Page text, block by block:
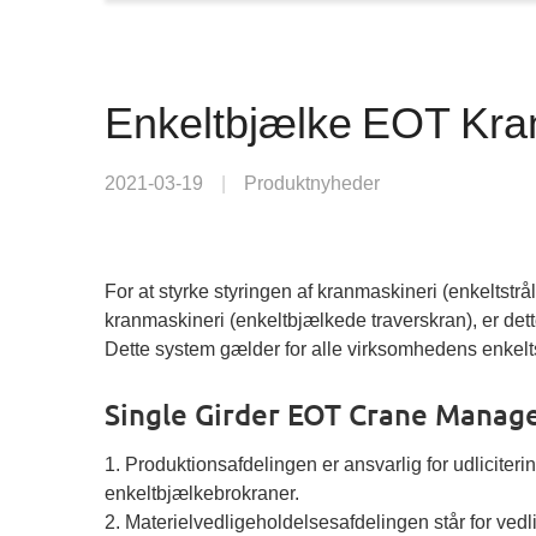
Enkeltbjælke EOT
2021-03-19 | Produktnyheder
For at styrke styringen af kranmaskineri
kranmaskineri (enkeltbjælkede traverskran), er
Dette system gælder for alle virksomhedens
Single Girder EOT Crane
1. Produktionsafdelingen er ansvarlig for
enkeltbjælkebrokraner.
2. Materielvedligeholdelsesafdelingen står for